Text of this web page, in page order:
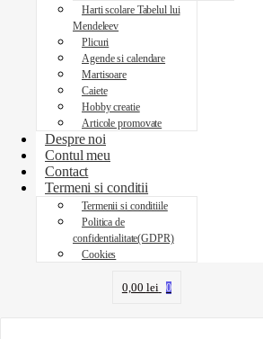
Harti scolare Tabelul lui
Mendeleev
Plicuri
Agende si calendare
Martisoare
Caiete
Hobby creatie
Articole promovate
Despre noi
Contul meu
Contact
Termeni si conditii
Termenii si conditiile
Politica de
confidentialitate(GDPR)
Cookies
0,00 lei 0